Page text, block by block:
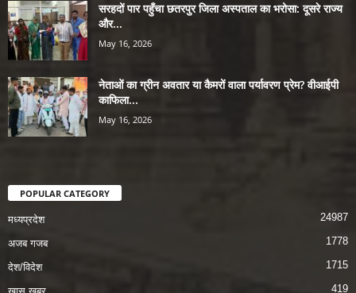
सरहदों पार पहुँचा छतरपुर जिला अस्पताल का भरोसा: दूसरे राज्य
और...
May 16, 2026
नेताओं का ग्रीन अवतार या कैमरों वाला पर्यावरण प्रेम? वीआईपी
काफिला...
May 16, 2026
POPULAR CATEGORY
मध्यप्रदेश 24987
अजब गजब 1778
देश/विदेश 1715
419